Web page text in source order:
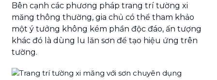
Bên cạnh các phương pháp trang trí tường xi
măng thông thường, gia chủ có thể tham khảo
một ý tưởng không kém phần độc đáo, ấn tượng
khác đó là dùng lu lăn sơn để tạo hiệu ứng trên
tường.